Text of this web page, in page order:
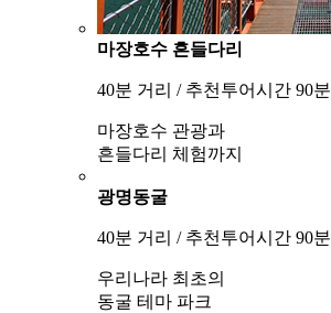
마장호수 흔들다리
40분 거리 / 추천투어시간 90분
마장호수 관광과
흔들다리 체험까지
광명동굴
40분 거리 / 추천투어시간 90분
우리나라 최초의
동굴 테마 파크